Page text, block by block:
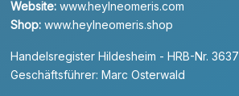
Website: www.heylneomeris.com
Shop: www.heylneomeris.shop
Handelsregister Hildesheim - HRB-Nr. 3637
Geschäftsführer: Marc Osterwald